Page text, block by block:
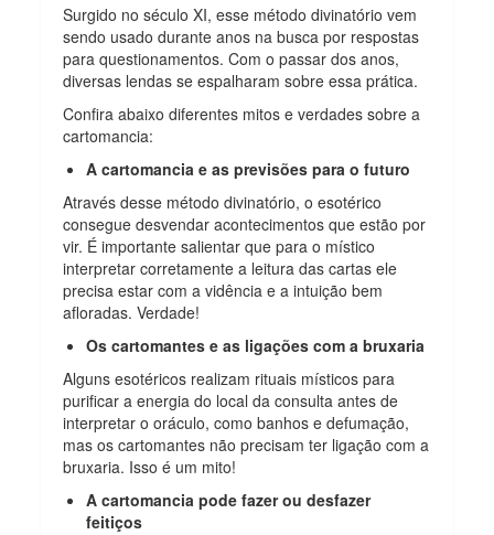
Surgido no século XI, esse método divinatório vem
sendo usado durante anos na busca por respostas
para questionamentos. Com o passar dos anos,
diversas lendas se espalharam sobre essa prática.
Confira abaixo diferentes mitos e verdades sobre a
cartomancia:
A cartomancia e as previsões para o futuro
Através desse método divinatório, o esotérico
consegue desvendar acontecimentos que estão por
vir. É importante salientar que para o místico
interpretar corretamente a leitura das cartas ele
precisa estar com a vidência e a intuição bem
afloradas. Verdade!
Os cartomantes e as ligações com a bruxaria
Alguns esotéricos realizam rituais místicos para
purificar a energia do local da consulta antes de
interpretar o oráculo, como banhos e defumação,
mas os cartomantes não precisam ter ligação com a
bruxaria. Isso é um mito!
A cartomancia pode fazer ou desfazer
feitiços